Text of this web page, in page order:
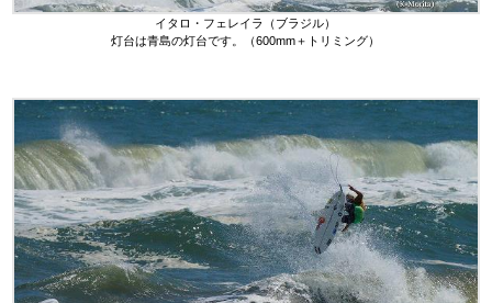
イタロ・フェレイラ（ブラジル）
灯台は青島の灯台です。（600mm＋トリミング）